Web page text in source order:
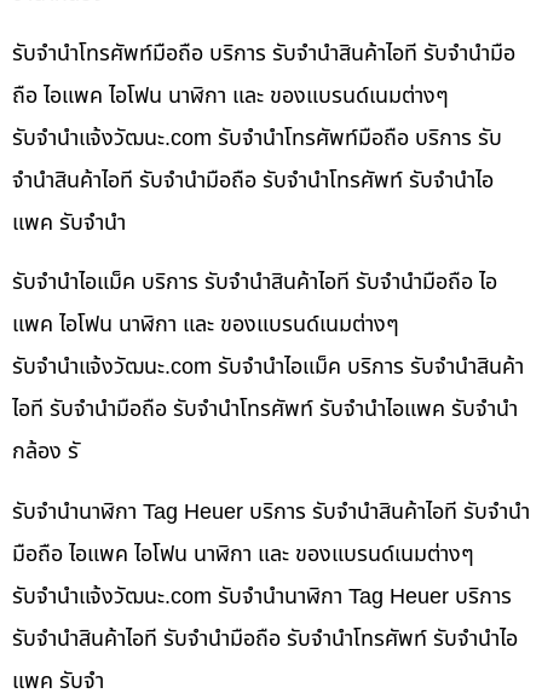
รับจำนำโทรศัพท์มือถือ บริการ รับจำนำสินค้าไอที รับจำนำมือ
ถือ ไอแพค ไอโฟน นาฬิกา และ ของแบรนด์เนมต่างๆ
รับจํานําแจ้งวัฒนะ.com รับจำนำโทรศัพท์มือถือ บริการ รับ
จำนำสินค้าไอที รับจำนำมือถือ รับจำนำโทรศัพท์ รับจำนำไอ
แพค รับจำนำ
รับจำนำไอแม็ค บริการ รับจำนำสินค้าไอที รับจำนำมือถือ ไอ
แพค ไอโฟน นาฬิกา และ ของแบรนด์เนมต่างๆ
รับจํานําแจ้งวัฒนะ.com รับจำนำไอแม็ค บริการ รับจำนำสินค้า
ไอที รับจำนำมือถือ รับจำนำโทรศัพท์ รับจำนำไอแพค รับจำนำ
กล้อง รั
รับจำนำนาฬิกา Tag Heuer บริการ รับจำนำสินค้าไอที รับจำนำ
มือถือ ไอแพค ไอโฟน นาฬิกา และ ของแบรนด์เนมต่างๆ
รับจํานําแจ้งวัฒนะ.com รับจำนำนาฬิกา Tag Heuer บริการ
รับจำนำสินค้าไอที รับจำนำมือถือ รับจำนำโทรศัพท์ รับจำนำไอ
แพค รับจำ